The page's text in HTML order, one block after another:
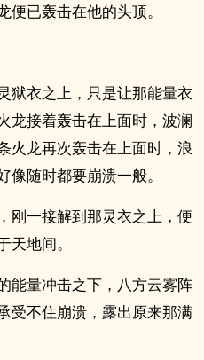
已轰击在他的头顶。
狱衣之上，只是让那能量衣
龙接着轰击在上面时，波澜
火龙再次轰击在上面时，浪
随时都要崩溃一般。
刚一接解到那灵衣之上，便
地间。
能量冲击之下，八方云雾阵
受不住崩溃，露出原来那满